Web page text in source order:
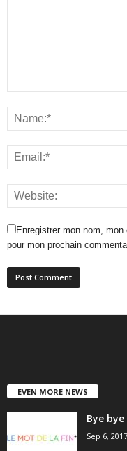
Enregistrer mon nom,
pour mon prochain
EVEN MORE NEWS
Bye bye
Sep 6, 2017